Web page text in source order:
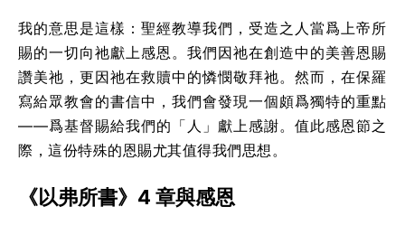
我的意思是這樣：聖經教導我們，受造之人當爲上帝所
賜的一切向祂獻上感恩。我們因祂在創造中的美善恩賜
讚美祂，更因祂在救贖中的憐憫敬拜祂。然而，在保羅
寫給眾教會的書信中，我們會發現一個頗爲獨特的重點
——爲基督賜給我們的「人」獻上感謝。值此感恩節之
際，這份特殊的恩賜尤其值得我們思想。
《以弗所書》4 章與感恩